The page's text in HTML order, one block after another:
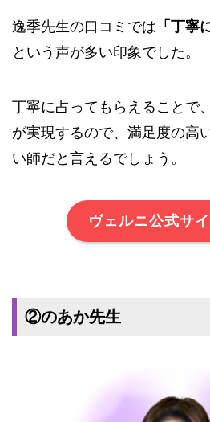
逸季先生の口コミでは 「丁寧
という声が多い印象でした。
丁寧に占ってもらえることで
が実現するので、満足度の高
い師だと言えるでしょう。
ヴェルニ公式サ
②のあか先生